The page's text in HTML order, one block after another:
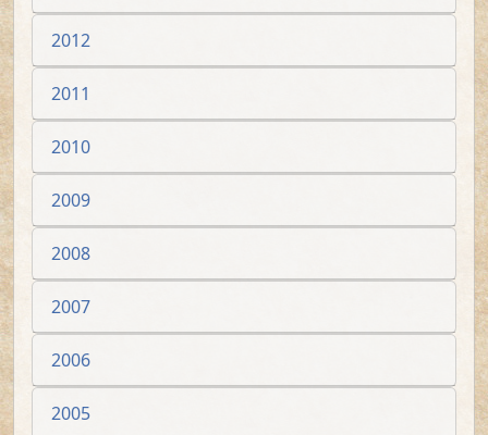
2012
2011
2010
2009
2008
2007
2006
2005